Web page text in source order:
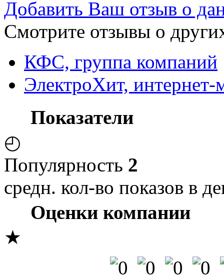
Добавить Ваш отзыв о
Смотрите отзывы о
КФС, группа компаний
ЭлектроХит, интернет-
Показатели
◴
Популярность 2
средн. кол-во показов в
Оценки компании
★